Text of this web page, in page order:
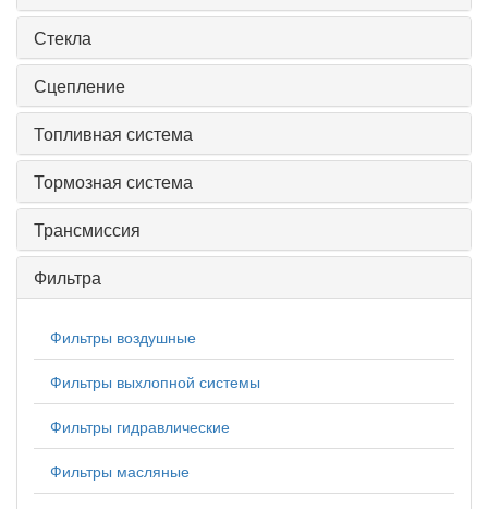
Стекла
Сцепление
Топливная система
Тормозная система
Трансмиссия
Фильтра
Фильтры воздушные
Фильтры выхлопной системы
Фильтры гидравлические
Фильтры масляные